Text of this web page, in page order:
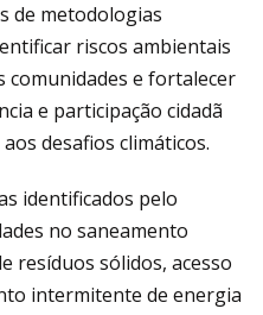
de metodologias
riscos ambientais
comunidades e fortalecer
e participação cidadã
desafios climáticos.
identificados pelo
no saneamento
resíduos sólidos, acesso
intermitente de energia